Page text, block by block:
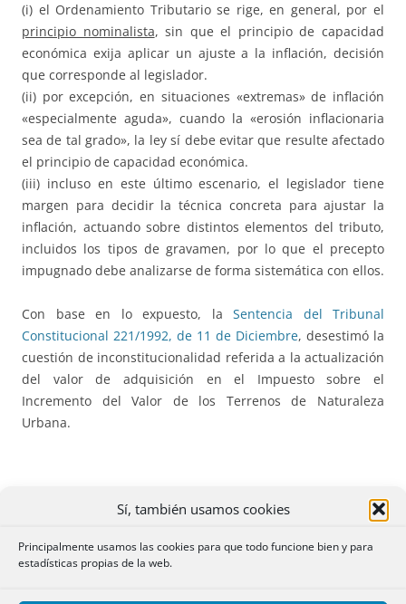
Sí, también usamos cookies
Principalmente usamos las cookies para que todo funcione bien y para
estadísticas propias de la web.
(i) el Ordenamiento Tributario se rige, en general, por el
principio nominalista, sin que el principio de capacidad
económica exija aplicar un ajuste a la inflación, decisión
que corresponde al legislador.
(ii) por excepción, en situaciones «extremas» de inflación
«especialmente aguda», cuando la «erosión inflacionaria
sea de tal grado», la ley sí debe evitar que resulte afectado
el principio de capacidad económica.
(iii) incluso en este último escenario, el legislador tiene
margen para decidir la técnica concreta para ajustar la
inflación, actuando sobre distintos elementos del tributo,
incluidos los tipos de gravamen, por lo que el precepto
impugnado debe analizarse de forma sistemática con ellos.
Con base en lo expuesto, la Sentencia del Tribunal
Constitucional 221/1992, de 11 de Diciembre, desestimó la
cuestión de inconstitucionalidad referida a la actualización
del valor de adquisición en el Impuesto sobre el
Incremento del Valor de los Terrenos de Naturaleza
Urbana.
IV.- LAS CONSIDERACIONES DERIVADAS DE
LO EXPUESTO